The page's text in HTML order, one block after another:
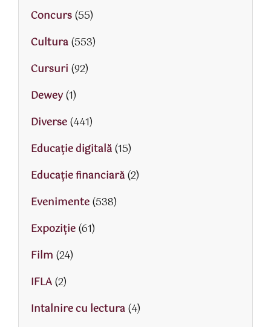
Concurs(55)
Cultura(553)
Cursuri (92)
Dewey(1)
Diverse(441)
Educaţie digitală(15)
Educaţie financiară(2)
Evenimente(538)
Expoziție(61)
Film (24)
IFLA(2)
Intalnire cu lectura(4)